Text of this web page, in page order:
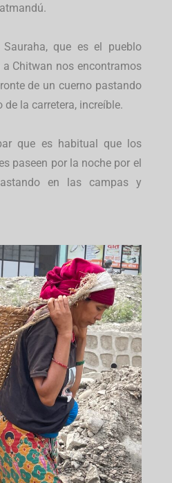
que es el pueblo
Chitwan nos encontramos
de un cuerno pastando
la carretera, increíble.
que es habitual que los
paseen por la noche por el
en las campas y